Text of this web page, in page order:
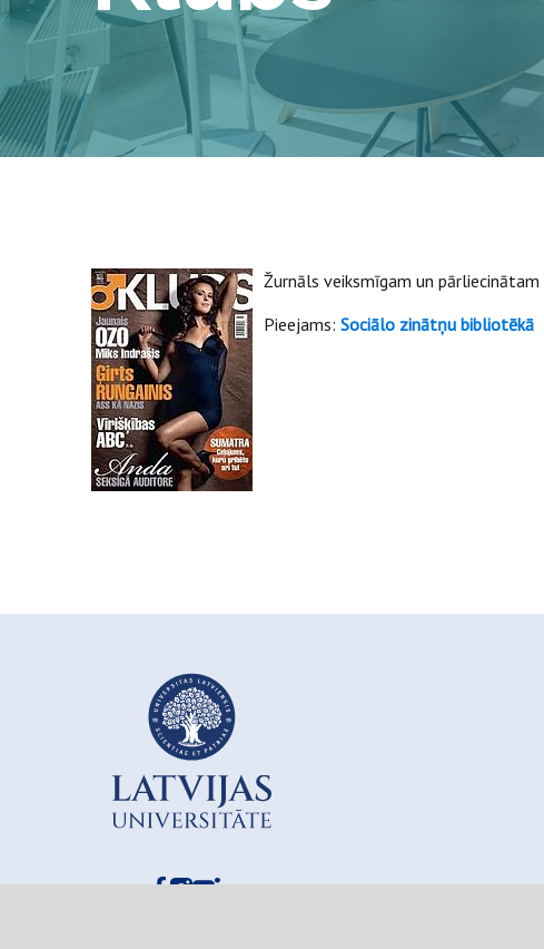
Žurnāls veiksmīgam un
Pieejams: Sociālo zinātņu bibliotēkā